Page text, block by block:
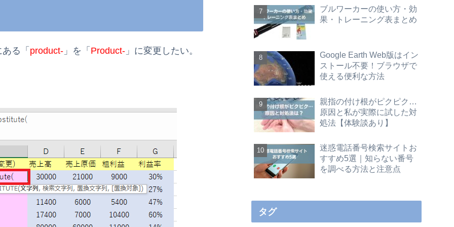
る「 product- 」を「 Product- 」に変更したい。
ブルワーカーの使い方・効
果・トレーニング表まとめ
Google Earth Web版はイン
ストール不要！ブラウザで
使える便利な方法
親指の付け根がピクピク…
原因と私が実際に試した対
処法【体験談あり】
迷惑電話番号検索サイトお
すすめ5選｜知らない番号
を調べる方法と注意点
タグ